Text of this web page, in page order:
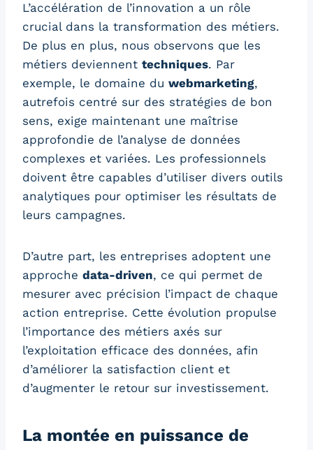
L’accélération de l’innovation a un rôle
crucial dans la transformation des métiers.
De plus en plus, nous observons que les
métiers deviennent techniques. Par
exemple, le domaine du webmarketing,
autrefois centré sur des stratégies de bon
sens, exige maintenant une maîtrise
approfondie de l’analyse de données
complexes et variées. Les professionnels
doivent être capables d’utiliser divers outils
analytiques pour optimiser les résultats de
leurs campagnes.
D’autre part, les entreprises adoptent une
approche data-driven, ce qui permet de
mesurer avec précision l’impact de chaque
action entreprise. Cette évolution propulse
l’importance des métiers axés sur
l’exploitation efficace des données, afin
d’améliorer la satisfaction client et
d’augmenter le retour sur investissement.
La montée en puissance de